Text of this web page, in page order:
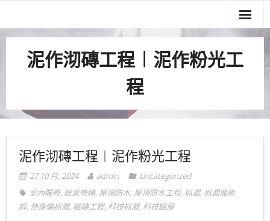
關於我們
服務項目
服務流程
聯絡我們
泥作沏磚工程︱泥作粉光工
程
泥作沏磚工程︱泥作粉光工程
27 10 月, 2024 admin
Uncategorized
室內裝修, 居家修繕, 屋頂防水, 屋頂防水工程, 抓漏, 抓漏魔術
師, 熱像儀抓漏, 磁磚工程, 科技抓漏, 科技驗屋